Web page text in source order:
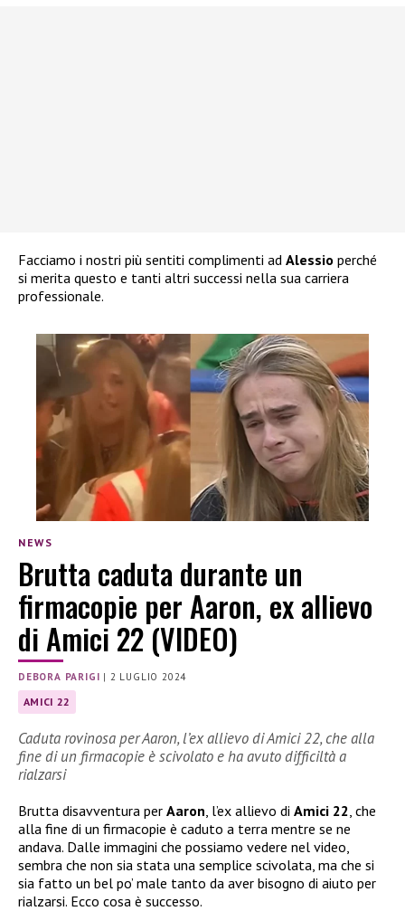
Facciamo i nostri più sentiti complimenti ad Alessio perché
si merita questo e tanti altri successi nella sua carriera
professionale.
NEWS
Brutta caduta durante un
firmacopie per Aaron, ex allievo
di Amici 22 (VIDEO)
DEBORA PARIGI | 2 LUGLIO 2024
AMICI 22
Caduta rovinosa per Aaron, l’ex allievo di Amici 22, che alla
fine di un firmacopie è scivolato e ha avuto difficiltà a
rialzarsi
Brutta disavventura per Aaron, l’ex allievo di Amici 22, che
alla fine di un firmacopie è caduto a terra mentre se ne
andava. Dalle immagini che possiamo vedere nel video,
sembra che non sia stata una semplice scivolata, ma che si
sia fatto un bel po’ male tanto da aver bisogno di aiuto per
rialzarsi. Ecco cosa è successo.